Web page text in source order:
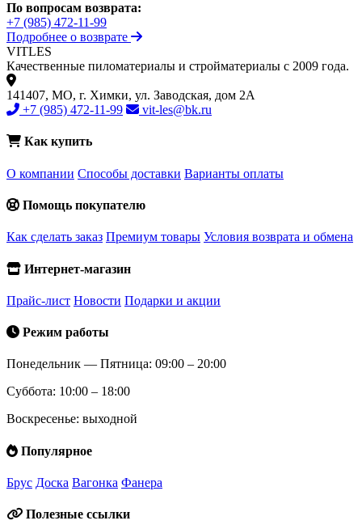
По вопросам возврата:
+7 (985) 472-11-99
Подробнее о возврате
VITLES
Качественные пиломатериалы и стройматериалы с 2009 года.
141407, МО, г. Химки, ул. Заводская, дом 2А
+7 (985) 472-11-99
vit-les@bk.ru
Как купить
О компании Способы доставки Варианты оплаты
Помощь покупателю
Как сделать заказ Премиум товары Условия возврата и обмена
Интернет-магазин
Прайс-лист Новости Подарки и акции
Режим работы
Понедельник — Пятница: 09:00 – 20:00
Суббота: 10:00 – 18:00
Воскресенье: выходной
Популярное
Брус Доска Вагонка Фанера
Полезные ссылки